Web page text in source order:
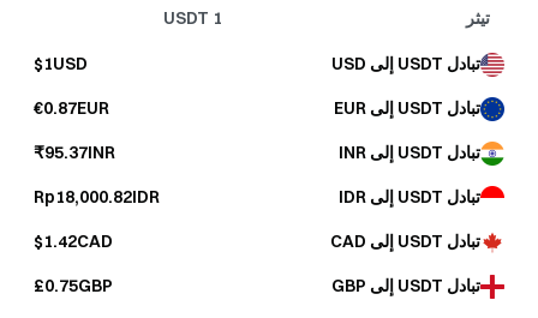
تيثر 1
USDT
تبادل USDT إلى USD $1USD
تبادل USDT إلى EUR €0.87EUR
تبادل USDT إلى INR ₹95.37INR
تبادل USDT إلى IDR Rp18,000.82IDR
تبادل USDT إلى CAD $1.42CAD
تبادل USDT إلى GBP £0.75GBP